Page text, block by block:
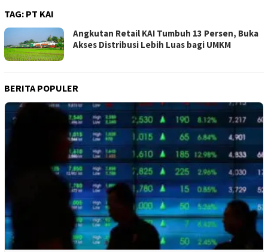
TAG: PT KAI
Angkutan Retail KAI Tumbuh 13 Persen, Buka
Akses Distribusi Lebih Luas bagi UMKM
BERITA POPULER